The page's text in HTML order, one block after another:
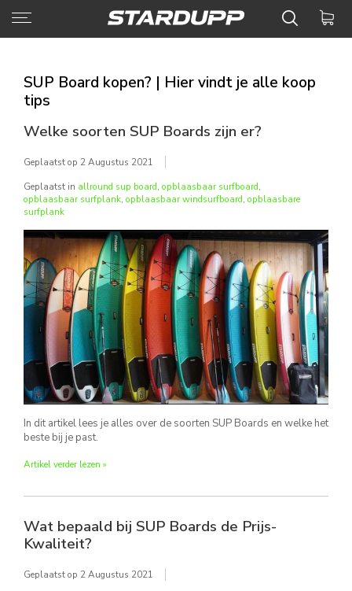
SUP Board kopen? | Hier vindt je alle koop
tips
Welke soorten SUP Boards zijn er?
Geplaatst op 2 Augustus 2021
Geplaatst in allround sup board, opblaasbaar surfboard,
opblaasbaar surfplank, opblaasbaar windsurfboard, opblaasbare
surfplank
In dit artikel lees je alles over de soorten SUP Boards en welke het
beste bij je past.
Artikel verder lezen »
Wat bepaald bij SUP Boards de Prijs-
Kwaliteit?
Geplaatst op 2 Augustus 2021